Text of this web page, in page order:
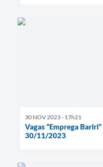
30 NOV 2023 - 17h21
Vagas “Emprega
30/11/2023